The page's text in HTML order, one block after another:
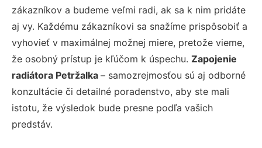
zákazníkov a budeme veľmi radi, ak sa k nim pridáte
aj vy. Každému zákazníkovi sa snažíme prispôsobiť a
vyhovieť v maximálnej možnej miere, pretože vieme,
že osobný prístup je kľúčom k úspechu. Zapojenie
radiátora Petržalka – samozrejmosťou sú aj odborné
konzultácie či detailné poradenstvo, aby ste mali
istotu, že výsledok bude presne podľa vašich
predstáv.